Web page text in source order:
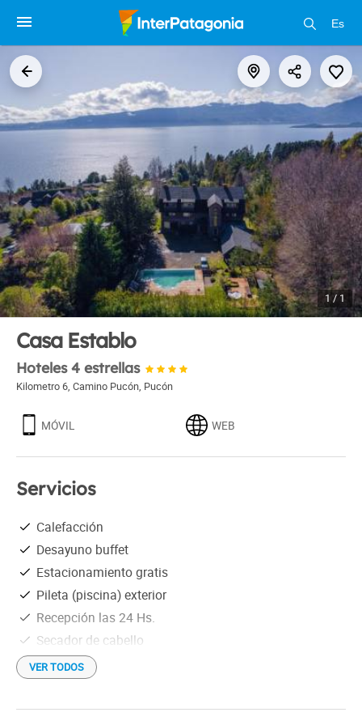
Es
1 / 1
Casa Establo
Hoteles 4 estrellas
Kilometro 6, Camino Pucón, Pucón
MÓVIL WEB
Servicios
Calefacción
Desayuno buffet
Estacionamiento gratis
Pileta (piscina) exterior
Recepción las 24 Hs.
Secador de cabello
Ventilador
Wi-Fi gratis
Frigobar
VER TODOS